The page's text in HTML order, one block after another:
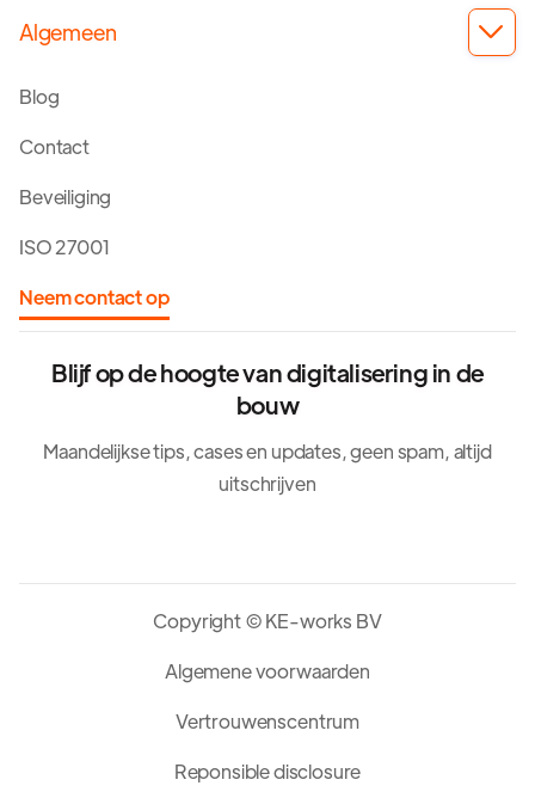
Algemeen 
Blog
Contact
Beveiliging
ISO 27001
Neem contact op
Blijf op de hoogte van digitalisering in de
bouw
Maandelijkse tips, cases en updates, geen spam, altijd
uitschrijven
Copyright © KE-works BV
Algemene voorwaarden
Vertrouwenscentrum
Reponsible disclosure